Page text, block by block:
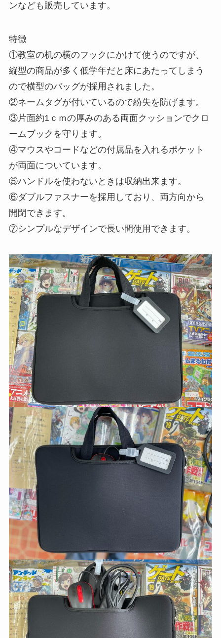
ンなども販売しています。
特徴
①教室の机の横のフックにかけて使うのですが、
縦型の商品が多く低学年だと床にあたってしまう
ので横型のバッグが採用されました。
②ネームタグが付いているので紛失を防げます。
③片面約1ｃｍの厚みのある両面クッションでクロ
ームブックを守ります。
④マウスやコードなどの付属品を入れるポケット
が両面についています。
⑤ハンドルを使わないときは収納出来ます。
⑥ダブルファスナーを採用しており、両方向から
開閉できます。
⑦シンプルなデザインで長い間使用できます。